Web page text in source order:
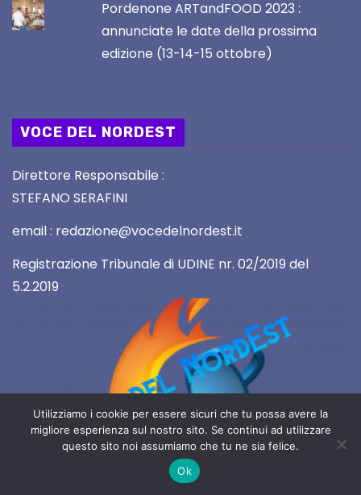
Pordenone ARTandFOOD 2023 :
annunciate le date della prossima
edizione (13-14-15 ottobre)
VOCE DEL NORDEST
Direttore Responsabile :
STEFANO SERAFINI
email : redazione@vocedelnordest.it
Registrazione Tribunale di UDINE nr. 02/2019 del
5.2.2019
2019 Copyright All rights reserved
Utilizziamo i cookie per essere sicuri che tu possa avere la
migliore esperienza sul nostro sito. Se continui ad utilizzare
questo sito noi assumiamo che tu ne sia felice.
Ok